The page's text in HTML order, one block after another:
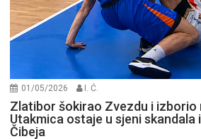
01/05/2026 I. Ć.
Zlatibor šokirao Zvezdu i izborio
Utakmica ostaje u sjeni skandala
Čibeja